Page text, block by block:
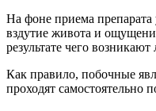
На фоне приема
вздутие живота и
результате чего
Как правило, побочные
проходят самостоятельно